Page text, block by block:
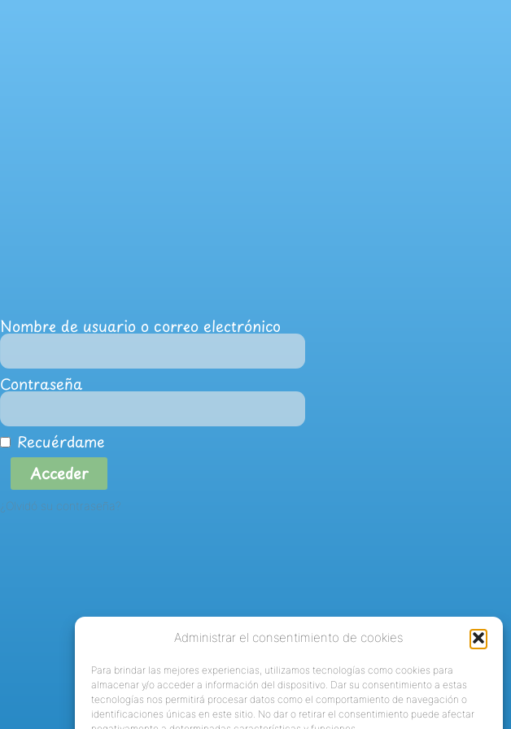
Administrar el consentimiento de cookies
Para brindar las mejores experiencias, utilizamos tecnologías como cookies para
almacenar y/o acceder a información del dispositivo. Dar su consentimiento a estas
tecnologías nos permitirá procesar datos como el comportamiento de navegación o
identificaciones únicas en este sitio. No dar o retirar el consentimiento puede afectar
Nombre de usuario o correo electrónico
Contraseña
Recuérdame
Acceder
¿Olvidó su contraseña?